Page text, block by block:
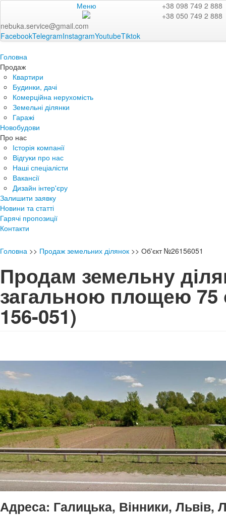
Меню
+38 098 749 2 888
+38 050 749 2 888
nebuka.service@gmail.com
FacebookTelegramInstagramYoutubeTiktok
Головна
Продаж
Квартири
Будинки, дачі
Комерційна нерухомість
Земельні ділянки
Гаражі
Новобудови
Про нас
Історія компанії
Відгуки про нас
Наші спеціалісти
Вакансії
Дизайн інтер'єру
Залишити заявку
Новини та статті
Гарячі пропозиції
Контакти
Головна >> Продаж земельних ділянок >> Об'єкт №26156051
Продам земельну
загальною площею
156-051)
Адреса: Галицька, Вінники, Львів,